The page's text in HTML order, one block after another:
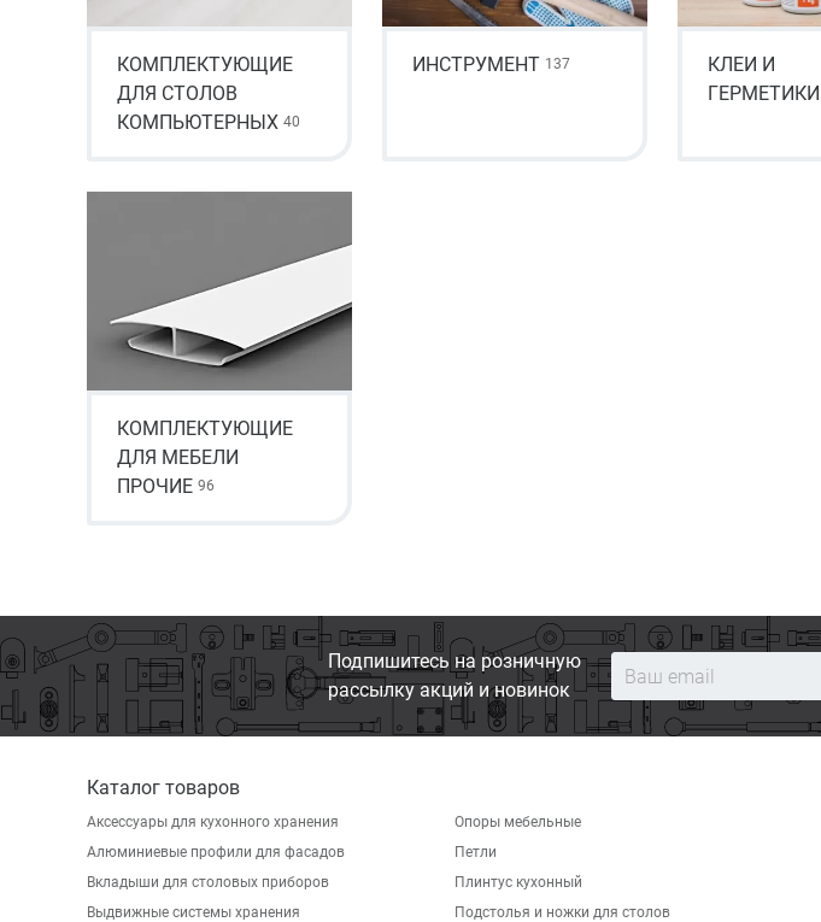
КОМПЛЕКТУЮЩИЕ
ДЛЯ СТОЛОВ
КОМПЬЮТЕРНЫХ 40
ИНСТРУМЕНТ 137
КЛЕИ И
ГЕРМЕТИКИ
КОМПЛЕКТУЮЩИЕ
ДЛЯ МЕБЕЛИ
ПРОЧИЕ 96
Подпишитесь на розничную
рассылку акций и новинок
Каталог товаров
Аксессуары для кухонного хранения
Алюминиевые профили для фасадов
Вкладыши для столовых приборов
Выдвижные системы хранения
Опоры мебельные
Петли
Плинтус кухонный
Подстолья и ножки для столов